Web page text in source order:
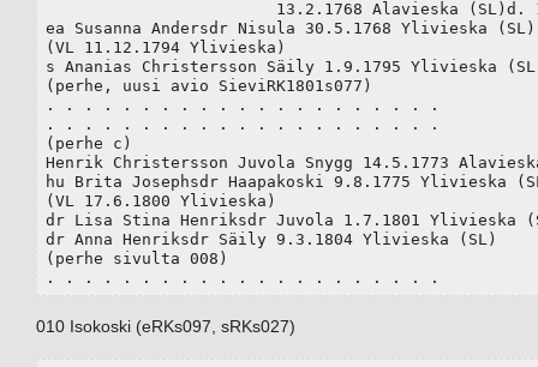
ea Susanna Andersdr Nisula 30.5.1768 Ylivieska
(VL 11.12.1794 Ylivieska)
s Ananias Christersson Säily 1.9.1795 Ylivieska
(perhe, uusi avio SieviRK1801s077)
. . . . . . . . . . . . . . . . . . . . .
. . . . . . . . . . . . . . . . . . . . .
(perhe c)
Henrik Christersson Juvola Snygg 14.5.1773
hu Brita Josephsdr Haapakoski 9.8.1775 Ylivieska
(VL 17.6.1800 Ylivieska)
dr Lisa Stina Henriksdr Juvola 1.7.1801 Ylivieska
dr Anna Henriksdr Säily 9.3.1804 Ylivieska (SL)
(perhe sivulta 008)
. . . . . . . . . . . . . . . . . . . . .
010 Isokoski (eRKs097, sRKs027)